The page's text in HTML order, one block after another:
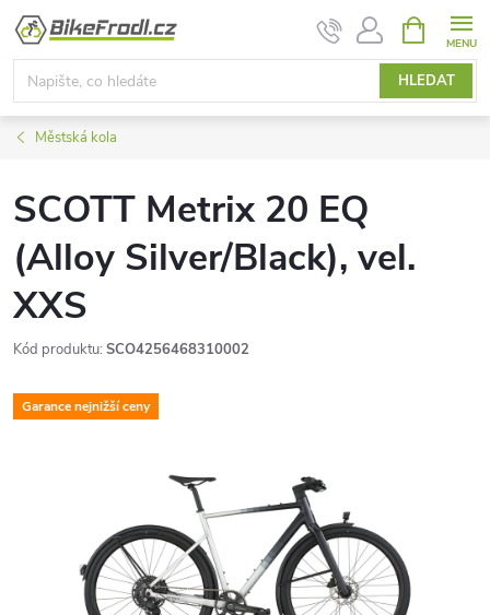
Přejít
obsah
HLEDAT
NÁKUPNÍ
KOŠÍK
Městská kola
SCOTT Metrix 20 EQ
(Alloy Silver/Black), vel.
XXS
Kód produktu: SCO4256468310002
Garance nejnižší ceny